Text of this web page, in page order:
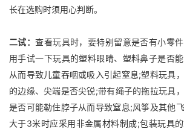
长在选购时须用心判断。
二试：查看玩具时，要特别留意是否有小零
用手试一下玩具的塑料眼睛、塑料鼻子是否能
从而导致儿童吞咽或吸入引起窒息;塑料玩具
的边缘、尖端是否尖锐;带有绳子的拖拉玩具
是否可能勒住脖子从而导致窒息;风筝及其他
大于3米时应采用非金属材料制成;包装玩具